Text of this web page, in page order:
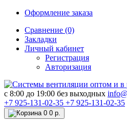
Оформление заказа
Сравнение (0)
Закладки
Личный кабинет
Регистрация
Авторизация
c 8:00 до 19:00 без выходных
+7 925-131-02-35 +7 925-131-02-35
0 0 р.